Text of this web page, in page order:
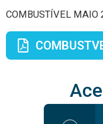
COMBUSTÍVEL MAIO